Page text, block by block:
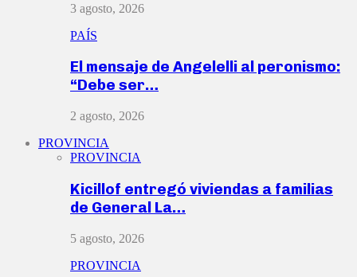
3 agosto, 2026
PAÍS
El mensaje de Angelelli al peronismo:
“Debe ser…
2 agosto, 2026
PROVINCIA
PROVINCIA
Kicillof entregó viviendas a familias
de General La…
5 agosto, 2026
PROVINCIA